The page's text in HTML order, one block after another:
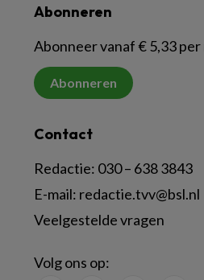
Abonneren
Abonneer vanaf € 5,33 per
Abonneren
Contact
Redactie: 030 – 638 3843
E-mail: redactie.tvv@bsl.nl
Veelgestelde vragen
Volg ons op: